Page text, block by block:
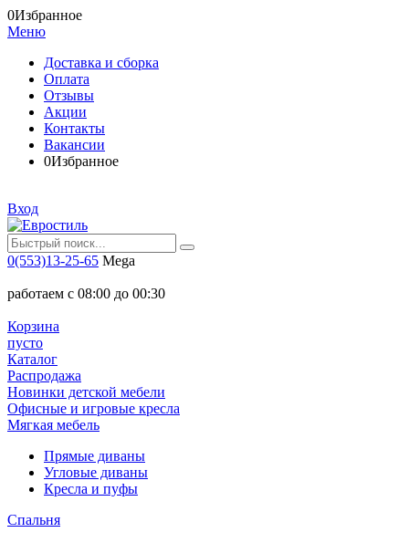
0Избранное
Меню
Доставка и сборка
Оплата
Отзывы
Акции
Контакты
Вакансии
0Избранное
Вход
0(553)13-25-65 Mega
работаем с 08:00 до 00:30
Корзина
пусто
Каталог
Распродажа
Новинки детской мебели
Офисные и игровые кресла
Мягкая мебель
Прямые диваны
Угловые диваны
Кресла и пуфы
Спальня